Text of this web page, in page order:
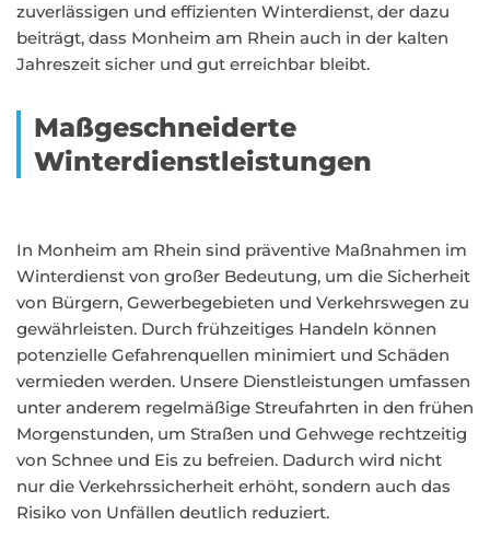
zuverlässigen und effizienten Winterdienst, der dazu
beiträgt, dass Monheim am Rhein auch in der kalten
Jahreszeit sicher und gut erreichbar bleibt.
Maßgeschneiderte
Winterdienstleistungen
In Monheim am Rhein sind präventive Maßnahmen im
Winterdienst von großer Bedeutung, um die Sicherheit
von Bürgern, Gewerbegebieten und Verkehrswegen zu
gewährleisten. Durch frühzeitiges Handeln können
potenzielle Gefahrenquellen minimiert und Schäden
vermieden werden. Unsere Dienstleistungen umfassen
unter anderem regelmäßige Streufahrten in den frühen
Morgenstunden, um Straßen und Gehwege rechtzeitig
von Schnee und Eis zu befreien. Dadurch wird nicht
nur die Verkehrssicherheit erhöht, sondern auch das
Risiko von Unfällen deutlich reduziert.